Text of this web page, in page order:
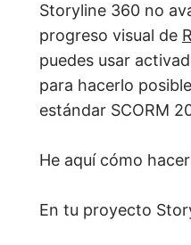
Storyline 360 no
progreso visual de
puedes usar
para hacerlo
estándar SCORM
He aquí cómo
En tu proyecto